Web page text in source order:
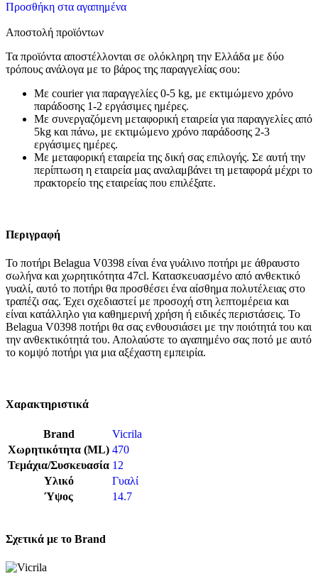
Προσθήκη στα αγαπημένα
Αποστολή προϊόντων
Τα προϊόντα αποστέλλονται σε ολόκληρη την Ελλάδα με δύο
τρόπους ανάλογα με το βάρος της παραγγελίας σου:
Με courier για παραγγελίες 0-5 kg, με εκτιμώμενο χρόνο
παράδοσης 1-2 εργάσιμες ημέρες.
Με συνεργαζόμενη μεταφορική εταιρεία για παραγγελίες από
5kg και πάνω, με εκτιμώμενο χρόνο παράδοσης 2-3
εργάσιμες ημέρες.
Με μεταφορική εταιρεία της δική σας επιλογής. Σε αυτή την
περίπτωση η εταιρεία μας αναλαμβάνει τη μεταφορά μέχρι το
πρακτορείο της εταιρείας που επιλέξατε.
Περιγραφή
Το ποτήρι Belagua V0398 είναι ένα γυάλινο ποτήρι με άθραυστο
σωλήνα και χωρητικότητα 47cl. Κατασκευασμένο από ανθεκτικό
γυαλί, αυτό το ποτήρι θα προσθέσει ένα αίσθημα πολυτέλειας στο
τραπέζι σας. Έχει σχεδιαστεί με προσοχή στη λεπτομέρεια και
είναι κατάλληλο για καθημερινή χρήση ή ειδικές περιστάσεις. Το
Belagua V0398 ποτήρι θα σας ενθουσιάσει με την ποιότητά του και
την ανθεκτικότητά του. Απολαύστε το αγαπημένο σας ποτό με αυτό
το κομψό ποτήρι για μια αξέχαστη εμπειρία.
Χαρακτηριστικά
Brand
Vicrila
Χωρητικότητα (ML) 470
Τεμάχια/Συσκευασία 12
Υλικό
Γυαλί
Ύψος
14.7
Σχετικά με το Brand